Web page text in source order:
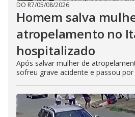
DO R7/05/08/2026
Homem salva
atropelamento no
hospitalizado
Após salvar mulher de
sofreu grave acidente e passou por